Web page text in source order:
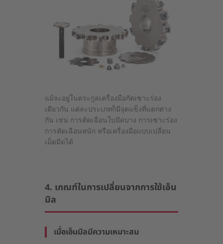
แม้จะอยู่ในตระกูลเครื่องมือกัดเซาะร่อง
เดียวกัน แต่ละประเภทก็มีจุดแข็งที่แตกต่าง
กัน เช่น การตัดเฉือนใบมีดบาง การเซาะร่อง
การตัดเฉือนหนัก หรือเครื่องมือแบบเปลี่ยน
เม็ดมีดได้
4. เกณฑ์ในการเปลี่ยนจากการใช้เอ็น
มิล
เมื่อเอ็นมิลมีความเหมาะสม